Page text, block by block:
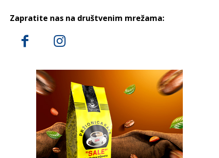
Zapratite nas na društvenim mrežama: